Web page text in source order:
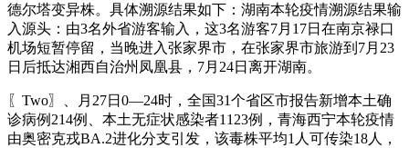
德尔塔变异株。具体溯源结果如下：湖南本轮疫情溯源结果输
入源头：由3名外省游客输入，这3名游客7月17日在南京禄口
机场短暂停留，当晚进入张家界市，在张家界市旅游到7月23
日后抵达湘西自治州凤凰县，7月24日离开湖南。
〖Two〗、月27日0—24时，全国31个省区市报告新增本土确
诊病例214例、本土无症状感染者1123例，青海西宁本轮疫情
由奥密克戎BA.2进化分支引发，该毒株平均1人可传染18人，